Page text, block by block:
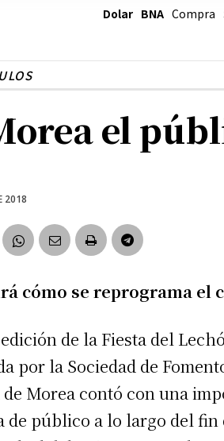
Dolar BNACompra
el
2018
cómo se reprograma el
de la Fiesta del
por la Sociedad de
Morea contó con una
de público a lo largo del fin